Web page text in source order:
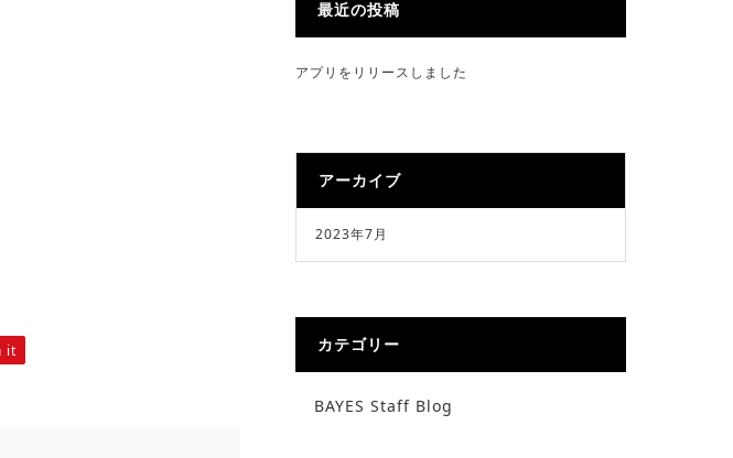
it
最近の投稿
アプリをリリースしました
アーカイブ
2023年7月
カテゴリー
BAYES Staff Blog